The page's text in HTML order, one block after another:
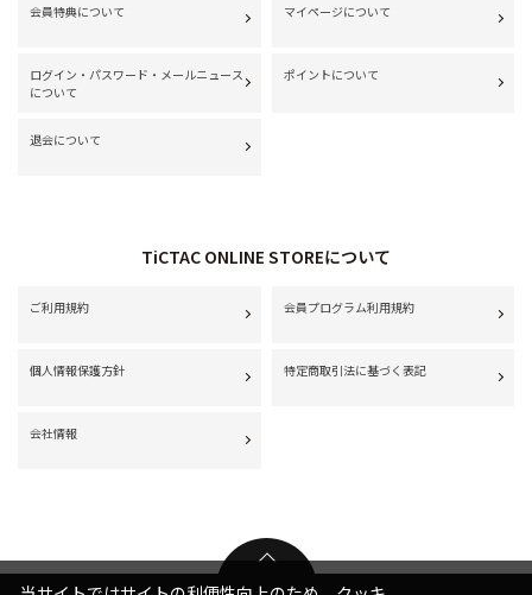
会員特典について マイページについて
ログイン・パスワード・メールニュース
について
ポイントについて
退会について
TiCTAC ONLINE STOREについて
ご利用規約 会員プログラム利用規約
個人情報保護方針 特定商取引法に基づく表記
会社情報